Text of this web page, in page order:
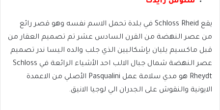
يقع Schloss Rheid في بلدة تحمل الاسم نفسه وهو قصر رائع
من عصر النهضة من القرن السادس عشر تم تصميم العقار من
قبل ماكسيم يليان بإشكاليين الذي جلب والده اليسا ندر تصميم
عصر النهضة شمال جبال الالب احد الأشياء الرائعة في Schloss
Rheydt هو مدي سلامة عمل Pasqualini الأصلي من الاعمدة
الايونية والنقوش على الجدران الي لوجيا الانيق.